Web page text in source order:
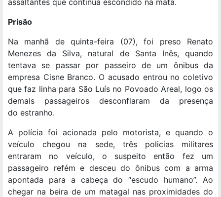
Prisão
Na manhã de quinta-feira (07), foi preso Renato
Menezes da Silva, natural de Santa Inês, quando
tentava se passar por passeiro de um ônibus da
empresa Cisne Branco. O acusado entrou no coletivo
que faz linha para São Luís no Povoado Areal, logo os
demais passageiros desconfiaram da presença
do estranho.
A polícia foi acionada pelo motorista, e quando o
veículo chegou na sede, três policias militares
entraram no veículo, o suspeito então fez um
passageiro refém e desceu do ônibus com a arma
apontada para a cabeça do “escudo humano”. Ao
chegar na beira de um matagal nas proximidades do